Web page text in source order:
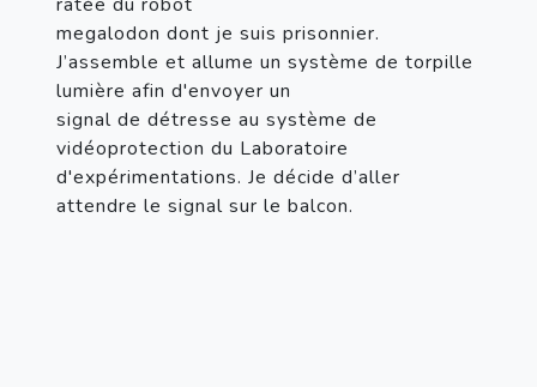
megalodon dont je suis prisonnier.
J’assemble et allume un système de torpille
lumière afin d'envoyer un
signal de détresse au système de
vidéoprotection du Laboratoire
d'expérimentations. Je décide d’aller
attendre le signal sur le balcon.